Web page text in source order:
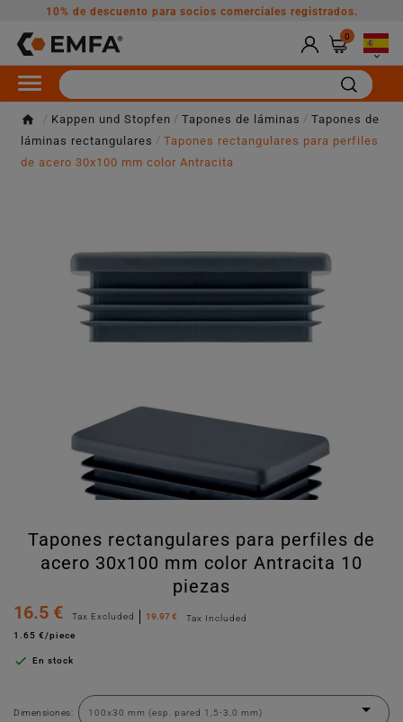
10% de descuento para socios comerciales registrados.
0

Kappen und Stopfen Tapones de láminas
Tapones de
láminas rectangulares
Tapones rectangulares para perfiles
de acero 30x100 mm color Antracita
Tapones rectangulares para perfiles de
acero 30x100 mm color Antracita 10
piezas
16.5 €
Tax Excluded 19.97 €
Tax Included
1.65 €/piece
 En stock
Dimensiones: